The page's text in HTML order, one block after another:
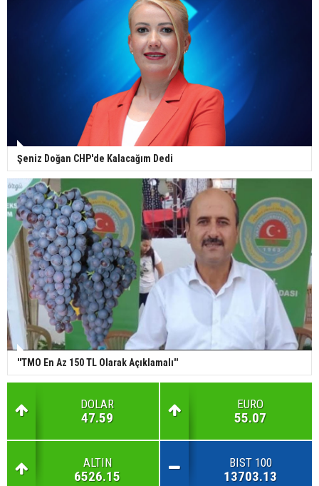
Şeniz Doğan CHP'de Kalacağım Dedi
''TMO En Az 150 TL Olarak Açıklamalı''
DOLAR
47.59
EURO
55.07
ALTIN
6526.15
BIST 100
13703.13